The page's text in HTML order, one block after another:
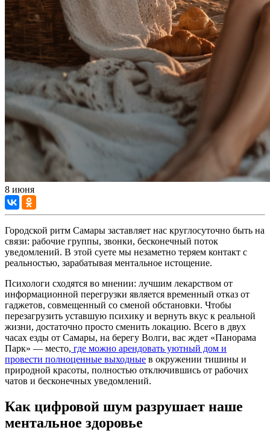
8 июня
Городской ритм Самары заставляет нас круглосуточно быть на
связи: рабочие группы, звонки, бесконечный поток
уведомлений. В этой суете мы незаметно теряем контакт с
реальностью, зарабатывая ментальное истощение.
Психологи сходятся во мнении: лучшим лекарством от
информационной перегрузки является временный отказ от
гаджетов, совмещенный со сменой обстановки. Чтобы
перезагрузить уставшую психику и вернуть вкус к реальной
жизни, достаточно просто сменить локацию. Всего в двух
часах езды от Самары, на берегу Волги, вас ждет «Панорама
Парк» — место, где можно арендовать уютный дом и
провести полноценные выходные в окружении тишины и
природной красоты, полностью отключившись от рабочих
чатов и бесконечных уведомлений.
Как цифровой шум разрушает наше
ментальное здоровье